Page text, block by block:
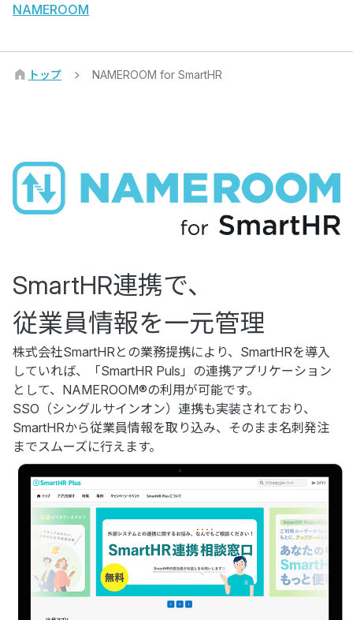
NAMEROOM
トップ NAMEROOM for SmartHR
SmartHR連携で、
従業員情報を一元管理
株式会社SmartHRとの業務提携により、SmartHRを導入
していれば、「SmartHR Puls」の連携アプリケーション
として、NAMEROOM®の利用が可能です。
SSO（シングルサインオン）連携も実装されており、
SmartHRから従業員情報を取り込み、そのまま名刺発注
までスムーズに行えます。